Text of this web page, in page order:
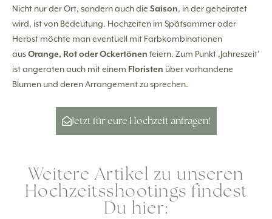
Nicht nur der Ort, sondern auch die Saison, in der geheiratet
wird, ist von Bedeutung. Hochzeiten im Spätsommer oder
Herbst möchte man eventuell mit Farbkombinationen
ausOrange, Rot oder Ockertönen feiern. Zum Punkt ‚Jahreszeit’
ist angeraten auch mit einem Floristen über vorhandene
Blumen und deren Arrangement zu sprechen.
Jetzt für eure Hochzeit anfragen!
Weitere Artikel zu unseren
Hochzeitsshootings findest
Du hier: